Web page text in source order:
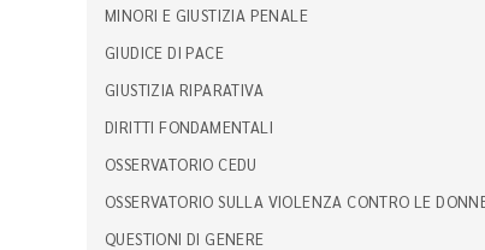
MINORI E GIUSTIZIA PENALE
GIUDICE DI PACE
GIUSTIZIA RIPARATIVA
DIRITTI FONDAMENTALI
OSSERVATORIO CEDU
OSSERVATORIO SULLA VIOLENZA CONTRO LE
QUESTIONI DI GENERE